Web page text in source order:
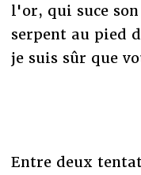
l'or, qui suce
serpent au pied
je suis sûr que
Entre deux